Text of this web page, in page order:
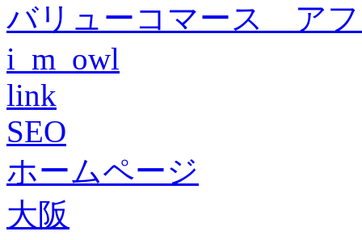
バリューコマース ア
i_m_owl
link
SEO
ホームページ
大阪